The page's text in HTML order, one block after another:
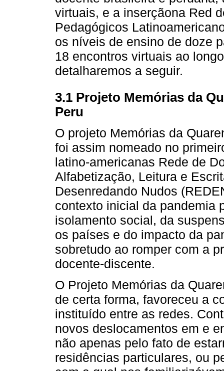
virtuais, e a inserçãona Red
Pedagógicos
os níveis de ensino de doze
18 encontros virtuais ao
detalharemos a seguir.
3.1 Projeto Memórias da
Peru
O projeto Memórias da
foi assim nomeado no
latino-americanas Rede de
Alfabetização, Leitura e
Desenredando Nudos
contexto inicial da pandemia
isolamento social, da
os países e do impacto da
sobretudo ao romper com a
docente-discente.
O Projeto Memórias da
de certa forma, favoreceu a
instituído entre as redes.
novos deslocamentos em e
não apenas pelo fato de
residências particulares, ou